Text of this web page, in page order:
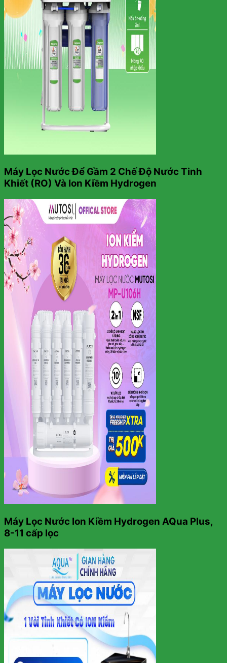
Máy Lọc Nước Để Gầm 2 Chế Độ Nước Tinh
Khiết (RO) Và Ion Kiềm Hydrogen
Máy Lọc Nước Ion Kiềm Hydrogen AQua Plus,
8-11 cấp lọc